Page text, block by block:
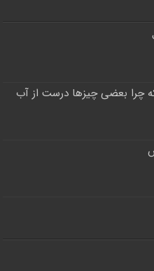
چرا بعضی چیزها درست از آب